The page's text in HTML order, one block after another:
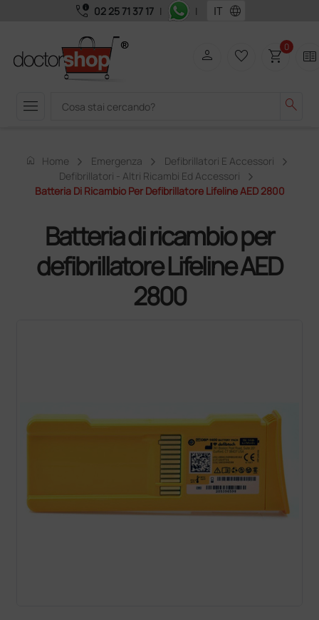
call_quality 02 25 71 37 17 | | language
menu search
person favorite_border shopping_cart0 two_pager
home Home Emergenza
Defibrillatori E Accessori
Defibrillatori - Altri Ricambi Ed Accessori
Batteria Di Ricambio Per Defibrillatore Lifeline AED 2800
Batteria di ricambio per
defibrillatore Lifeline AED
2800